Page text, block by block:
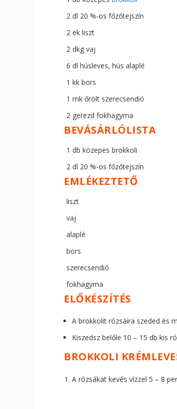
2 dl 20 %-os főzőtejszín
2 ek liszt
2 dkg vaj
6 dl húsleves, hús alaplé
1 kk bors
1 mk őrölt szerecsendió
2 gerezd fokhagyma
BEVÁSÁRLÓLISTA
1 db közepes brokkoli
2 dl 20 %-os főzőtejszín
EMLÉKEZTETŐ
liszt
vaj
alaplé
bors
szerecsendió
fokhagyma
ELŐKÉSZÍTÉS
A brokkolit rózsáira szeded és
Kiszedsz belőle 10 – 15 db kis
BROKKOLI
A rózsákat kevés vízzel 5 – 8